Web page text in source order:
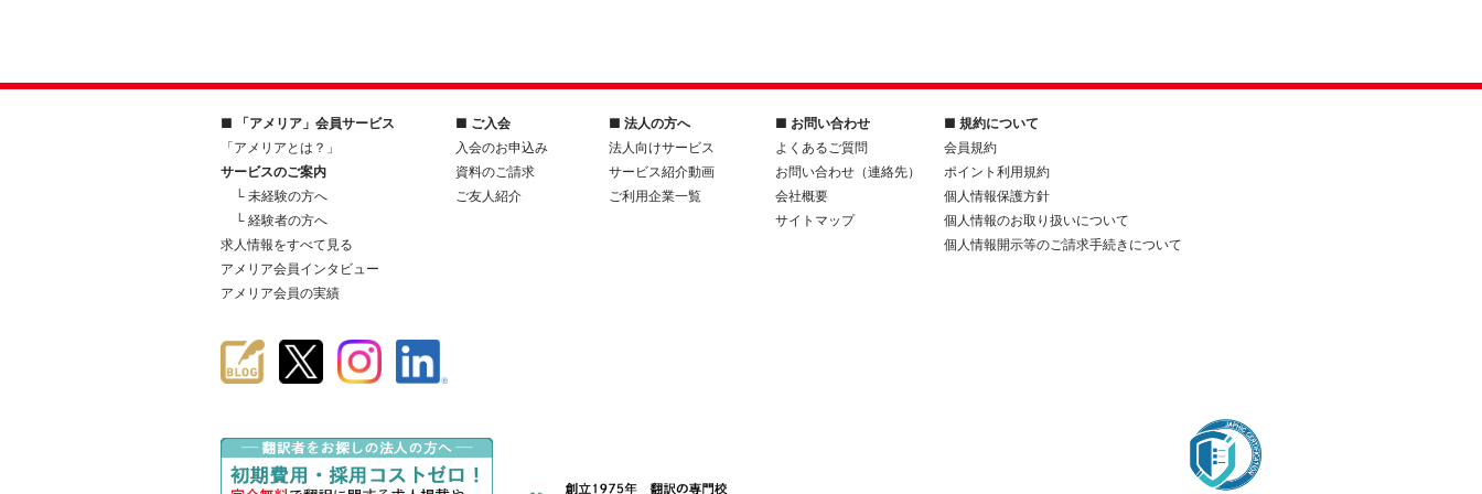
■ 「アメリア」会員サービス
「アメリアとは？」
サービスのご案内
└ 未経験の方へ
└ 経験者の方へ
求人情報をすべて見る
アメリア会員インタビュー
アメリア会員の実績
■ ご入会
入会のお申込み
資料のご請求
ご友人紹介
■ 法人の方へ
法人向けサービス
サービス紹介動画
ご利用企業一覧
■ お問い合わせ
よくあるご質問
お問い合わせ（連絡先）
会社概要
サイトマップ
■ 規約について
会員規約
ポイント利用規約
個人情報保護方針
個人情報のお取り扱いについて
個人情報開示等のご請求手続きについて